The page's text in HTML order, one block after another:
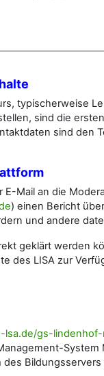
typischerweise
sind die
sind den
Mail an die
) einen Bericht
und andere
geklärt werden
des LISA zur
lsa.de/gs-